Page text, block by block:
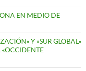
EN MEDIO DE
Y «SUR GLOBAL»
«OCCIDENTE